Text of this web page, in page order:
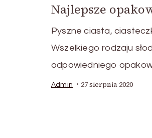
Najlepsze
Pyszne ciasta,
Wszelkiego rodzaju
odpowiedniego
Admin 27 sierpnia 2020